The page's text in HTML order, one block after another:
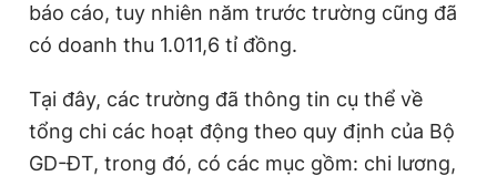
Đọc Thanh Niên trên điện thoại
báo cáo, tuy nhiên năm trước trường cũng đã
có doanh thu 1.011,6 tỉ đồng.
Tại đây, các trường đã thông tin cụ thể về
tổng chi các hoạt động theo quy định của Bộ
GD-ĐT, trong đó, có các mục gồm: chi lương,